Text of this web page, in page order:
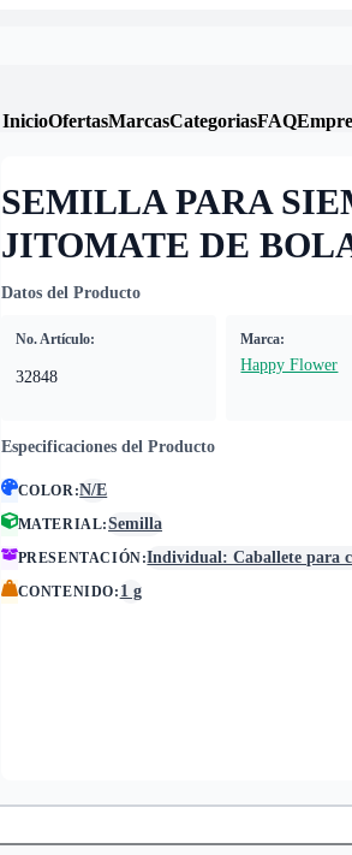
InicioOfertasMarcasCategoriasFAQ
SEMILLA PARA
JITOMATE DE
Datos del Producto
No. Artículo:
32848
Marca:
Happy Flower
Especificaciones del Producto
COLOR:N/E
MATERIAL:Semilla
PRESENTACIÓN:Individual: Caballete para
CONTENIDO: 1 g